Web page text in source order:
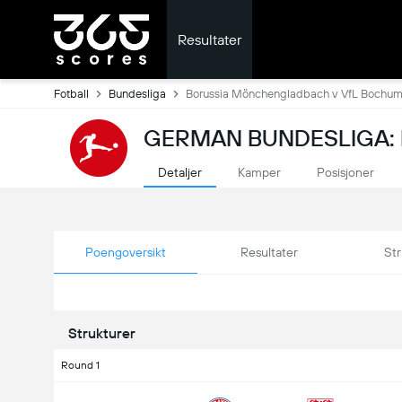
Resultater
Fotball Bundesliga Borussia Mönchengladbach v VfL Bochum
GERMAN BUNDESLIGA:
Detaljer Kamper Posisjoner
Poengoversikt Resultater
Strukturer
Round 1